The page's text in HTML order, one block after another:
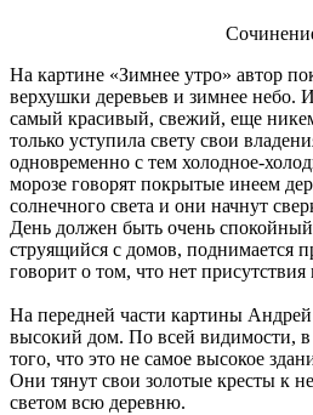
На картине «Зимнее утро» автор
верхушки деревьев и зимнее небо.
самый красивый, свежий, еще
только уступила свету свои
одновременно с тем холодное-
морозе говорят покрытые инеем
солнечного света и они начнут
День должен быть очень
струящийся с домов, поднимается
говорит о том, что нет присутствия
На передней части картины
высокий дом. По всей видимости, в
того, что это не самое высокое
Они тянут свои золотые кресты к
светом всю деревню.